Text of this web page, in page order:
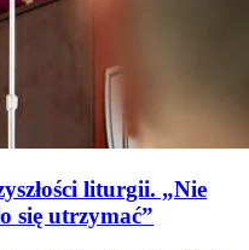
liturgii. „Nie
się utrzymać”